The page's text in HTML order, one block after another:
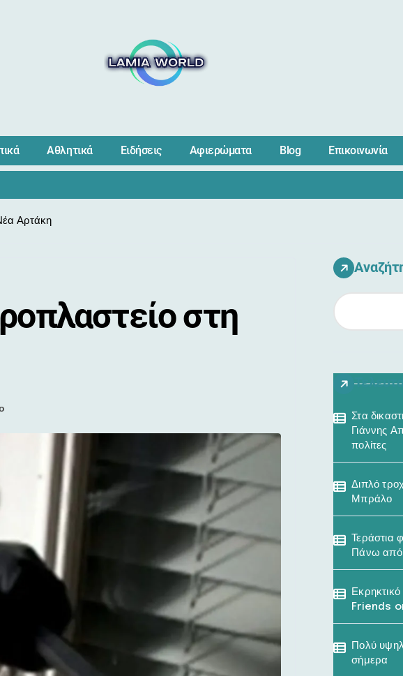
Αθλητικά Ειδήσεις Αφιερώματα Blog Επικοινωνία
Αρτάκη
στη
Στα
Γιάννης
πολίτες
Διπλό
Μπράλο
Τεράστια
Πάνω από
Friends
Πολύ
σήμερα